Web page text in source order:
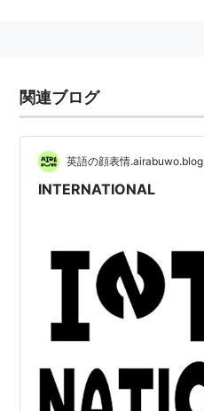
関連ブログ
英語の顔表情.airabuwo.blog
INTERNATIONAL